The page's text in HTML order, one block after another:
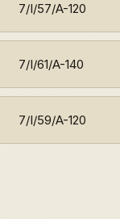
7/I/57/A-120
7/I/61/A-140
7/I/59/A-120